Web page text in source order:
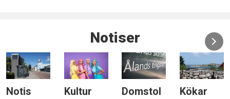
Notiser
Notis Kultur Domstol Kökar